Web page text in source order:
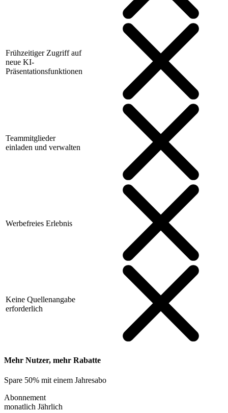
Frühzeitiger Zugriff auf
neue KI-
Präsentationsfunktionen
Teammitglieder
einladen und verwalten
Werbefreies Erlebnis
Keine Quellenangabe
erforderlich
Mehr Nutzer, mehr Rabatte
Spare 50% mit einem Jahresabo
Abonnement
monatlich Jährlich